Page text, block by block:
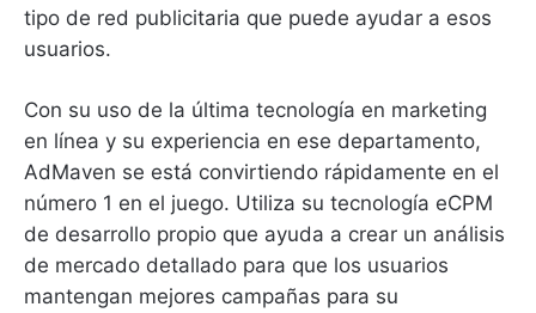
tipo de red publicitaria que puede ayudar a esos
usuarios.
Con su uso de la última tecnología en marketing
en línea y su experiencia en ese departamento,
AdMaven se está convirtiendo rápidamente en el
número 1 en el juego. Utiliza su tecnología eCPM
de desarrollo propio que ayuda a crear un análisis
de mercado detallado para que los usuarios
mantengan mejores campañas para su